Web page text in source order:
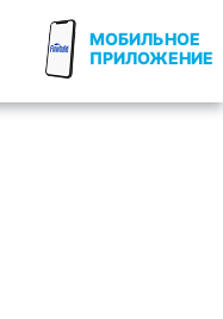
МОБИЛЬНОЕ
ПРИЛОЖЕНИЕ